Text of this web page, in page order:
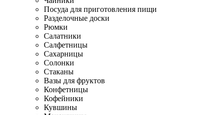
Посуда для приготовления пищи
Разделочные доски
Рюмки
Салатники
Салфетницы
Сахарницы
Солонки
Стаканы
Вазы для фруктов
Конфетницы
Кофейники
Кувшины